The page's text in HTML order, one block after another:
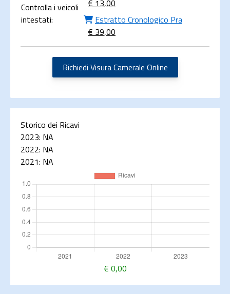
Controlla i veicoli
intestati:
€ 13,00
Estratto Cronologico Pra
€ 39,00
Richiedi Visura Camerale Online
Storico dei Ricavi
2023: NA
2022: NA
2021: NA
€ 0,00